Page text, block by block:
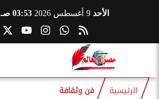
الأحد 9 أغسطس 2026 03:53 صـ
الرئيسية فن وثقافة